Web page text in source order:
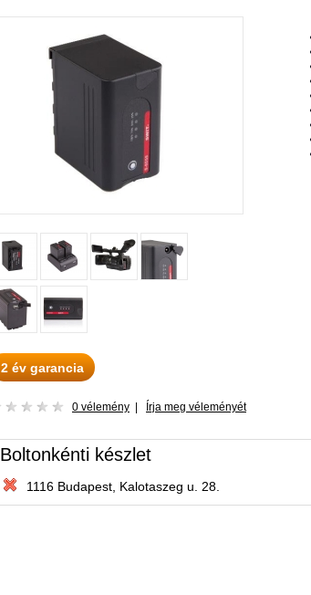
2 év garancia
0 vélemény | Írja meg véleményét
Boltonkénti készlet
1116 Budapest, Kalotaszeg u. 28.